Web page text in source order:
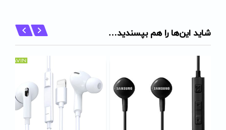
شاید این‌ها را هم بپسندید…